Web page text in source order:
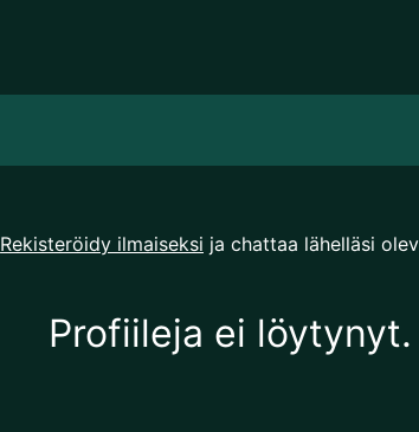
Rekisteröidy ilmaiseksi ja chattaa lähelläsi
Profiileja ei löytynyt.